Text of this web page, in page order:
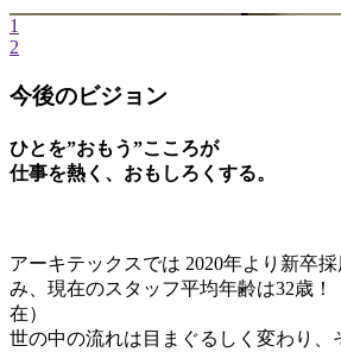
1
2
今後のビジョン
ひとを”おもう”こころが
仕事を熱く、おもしろくする。
アーキテックスでは 2020年より新卒
み、現在のスタッフ平均年齢は32歳！
在）
世の中の流れは目まぐるしく変わり、